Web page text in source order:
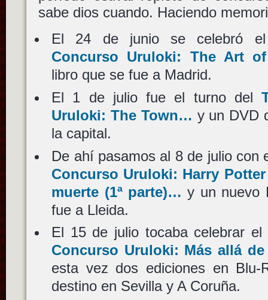
sabe dios cuando. Haciendo
El 24 de junio se celebró
Concurso Uruloki: The Art
libro que se fue a Madrid.
El 1 de julio fue el turno del
Uruloki: The Town… y un DVD
la capital.
De ahí pasamos al 8 de julio con
Concurso Uruloki: Harry
muerte (1ª parte)… y un nuevo
fue a Lleida.
El 15 de julio tocaba celebrar el
Concurso Uruloki: Más allá
esta vez dos ediciones en Blu-
destino en Sevilla y A Coruña.